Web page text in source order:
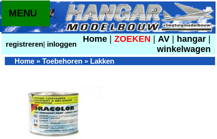
registreren| inloggen
Home ZOEKEN AV hangar
winkelwagen
MENU
Home » Toebehoren » Lakken